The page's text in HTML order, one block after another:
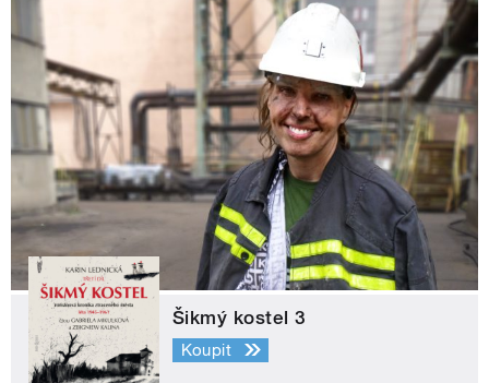
Šikmý kostel 3
Koupit